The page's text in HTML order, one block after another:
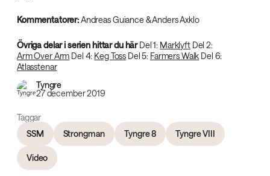
Kommentatorer:Andreas Guiance & Anders Axklo
Övriga delar i serien hittar du härDel 1: MarklyftDel 2:
Arm Over Arm Del 4: Keg Toss Del 5: Farmers Walk Del 6:
Atlasstenar
Tyngre
27 december 2019
Taggar
SSM
Strongman Tyngre 8 Tyngre VIII
Video